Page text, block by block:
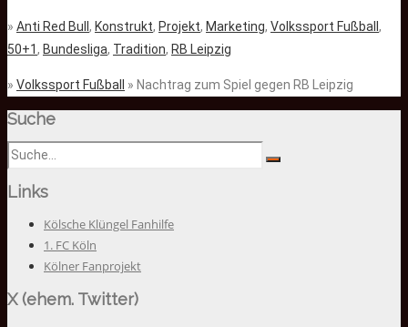
» Anti Red Bull , Konstrukt, Projekt, Marketing, Volkssport Fußball ,
50+1, Bundesliga, Tradition, RB Leipzig
» Volkssport Fußball » Nachtrag zum Spiel gegen RB Leipzig
Suche
Links
Kölsche Klüngel Fanhilfe
1. FC Köln
Kölner Fanprojekt
X (ehem. Twitter)